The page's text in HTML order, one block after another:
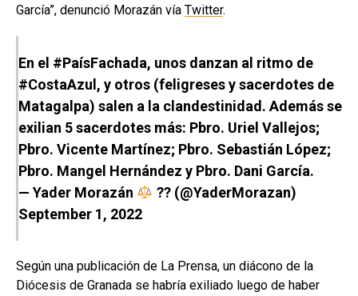
García”, denunció Morazán vía Twitter.
En el #PaísFachada, unos danzan al ritmo de
#CostaAzul , y otros (feligreses y sacerdotes de
Matagalpa) salen a la clandestinidad. Además se
exilian 5 sacerdotes más: Pbro. Uriel Vallejos;
Pbro. Vicente Martínez; Pbro. Sebastián López;
Pbro. Mangel Hernández y Pbro. Dani García.
— Yader Morazán
?? (@YaderMorazan)
September 1, 2022
Según una publicación de La Prensa, un diácono de la
Diócesis de Granada se habría exiliado luego de haber